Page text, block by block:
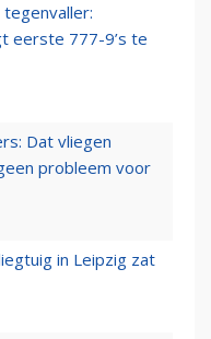
eerste 777-9’s te
Dat vliegen
probleem voor
in Leipzig zat